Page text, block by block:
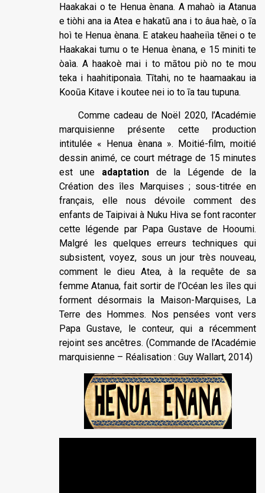
Haakakai o te Henua ènana. A mahaò ia Atanua
e tiòhi ana ia Atea e hakatū ana i to âua haè, o īa
hoì te Henua ènana. E atakeu haaheiìa tēnei o te
Haakakai tumu o te Henua ènana, e 15 miniti te
òaìa. A haakoè mai i to mātou piò no te mou
teka i haahitiponaìa. Tītahi, no te haamaakau ia
Kooūa Kitave i koutee nei io to īa tau tupuna.
Comme cadeau de Noël 2020, l’Académie
marquisienne présente cette production
intitulée « Henua ènana ». Moitié-film, moitié
dessin animé, ce court métrage de 15 minutes
est une adaptationde la Légende de la
Création des îles Marquises ; sous-titrée en
français, elle nous dévoile comment des
enfants de Taipivai à Nuku Hiva se font raconter
cette légende par Papa Gustave de Hooumi.
Malgré les quelques erreurs techniques qui
subsistent, voyez, sous un jour très nouveau,
comment le dieu Atea, à la requête de sa
femme Atanua, fait sortir de l’Océan les îles qui
forment désormais la Maison-Marquises, La
Terre des Hommes. Nos pensées vont vers
Papa Gustave, le conteur, qui a récemment
rejoint ses ancêtres. (Commande de l’Académie
marquisienne – Réalisation : Guy Wallart, 2014)